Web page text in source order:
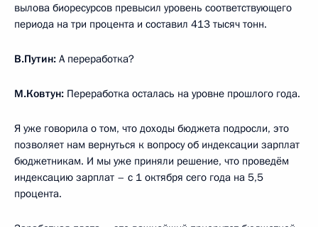
вылова биоресурсов превысил уровень соответствующего
периода на три процента и составил 413 тысяч тонн.
В.Путин: А переработка?
М.Ковтун: Переработка осталась на уровне прошлого года.
Я уже говорила о том, что доходы бюджета подросли, это
позволяет нам вернуться к вопросу об индексации зарплат
бюджетникам. И мы уже приняли решение, что проведём
индексацию зарплат – с 1 октября сего года на 5,5
процента.